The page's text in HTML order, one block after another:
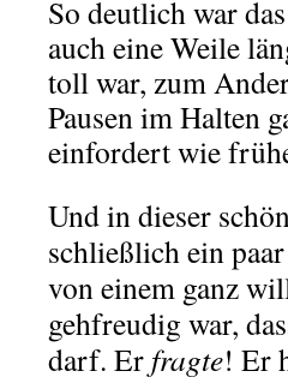
So deutlich war
auch eine Weile
toll war, zum
Pausen im Halten
einfordert wie
Und in dieser
schließlich ein
von einem ganz
gehfreudig war,
darf. Er fragte! Er